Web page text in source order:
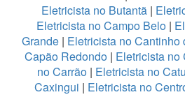
Eletricista no Butantã|
Eletricista no Campo Belo|
Grande | Eletricista no Cantinho
Capão Redondo| Eletricista no
no Carrão| Eletricista no
Caxingui | Eletricista no